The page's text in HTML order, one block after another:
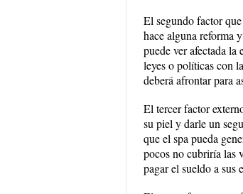
El segundo factor
hace alguna reforma
puede ver afectada la
leyes o políticas con
deberá afrontar para
El tercer factor
su piel y darle un
que el spa pueda
pocos no cubriría las
pagar el sueldo a sus